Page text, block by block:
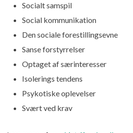
Socialt samspil
​Social kommunikation
​Den sociale forestillingsevne
​Sanse forstyrrelser
​Optaget af særinteresser
​Isolerings tendens
​Psykotiske oplevelser
​Svært ved krav